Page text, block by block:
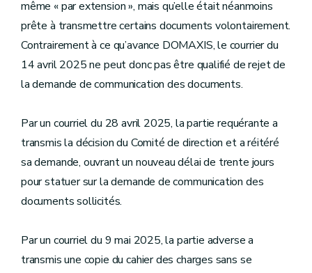
même « par extension », mais qu’elle était néanmoins
prête à transmettre certains documents volontairement.
Contrairement à ce qu’avance DOMAXIS, le courrier du
14 avril 2025 ne peut donc pas être qualifié de rejet de
la demande de communication des documents.
Par un courriel du 28 avril 2025, la partie requérante a
transmis la décision du Comité de direction et a réitéré
sa demande, ouvrant un nouveau délai de trente jours
pour statuer sur la demande de communication des
documents sollicités.
Par un courriel du 9 mai 2025, la partie adverse a
transmis une copie du cahier des charges sans se